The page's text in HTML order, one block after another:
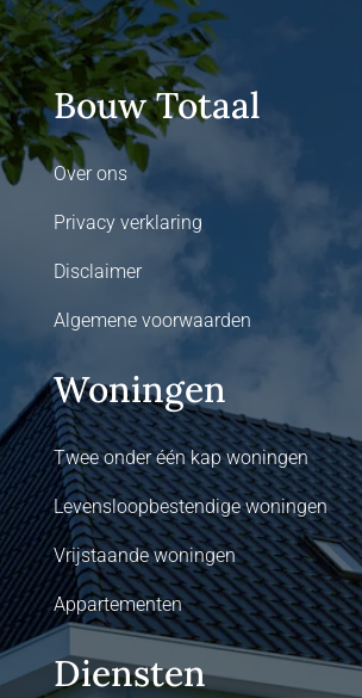
Bouw Totaal
Over ons
Privacy verklaring
Disclaimer
Algemene voorwaarden
Woningen
Twee onder één kap woningen
Levensloopbestendige woningen
Vrijstaande woningen
Appartementen
Diensten